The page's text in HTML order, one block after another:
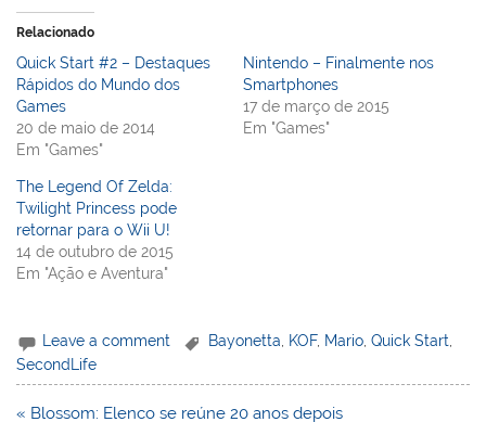
Relacionado
Quick Start #2 – Destaques
Rápidos do Mundo dos
Games
20 de maio de 2014
Em "Games"
Nintendo – Finalmente nos
Smartphones
17 de março de 2015
Em "Games"
The Legend Of Zelda:
Twilight Princess pode
retornar para o Wii U!
14 de outubro de 2015
Em "Ação e Aventura"
Leave a comment Bayonetta, KOF, Mario,Quick Start,
SecondLife
Navegação
« Blossom: Elenco se reúne 20 anos depois